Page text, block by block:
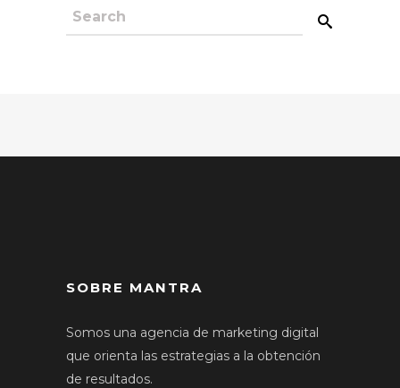
SOBRE MANTRA
Somos una agencia de marketing digital
que orienta las estrategias a la obtención
de resultados.